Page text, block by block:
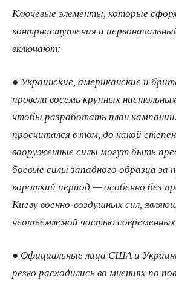
Ключевые элементы, которые
контрнаступления и
включают:
● Украинские, американские и
провели восемь крупных
чтобы разработать план
просчитался в том, до какой
вооруженные силы могут быть
боевые силы западного образца за
короткий период — особенно без
Киеву военно-​воздушных сил,
неотъемлемой частью
● Официальные лица США и
резко расходились во мнениях по